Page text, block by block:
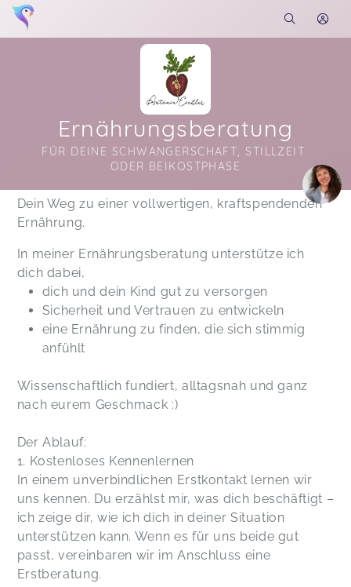
Ernährungsberatung
FÜR DEINE SCHWANGERSCHAFT, STILLZEIT
ODER BEIKOSTPHASE
Soon you will learn more about me here...
Dein Weg zu einer vollwertigen, kraftspendenden
Ernährung.
In meiner Ernährungsberatung unterstütze ich
dich dabei,
dich und dein Kind gut zu versorgen
Sicherheit und Vertrauen zu entwickeln
eine Ernährung zu finden, die sich stimmig
anfühlt
​​​Wissenschaftlich fundiert, alltagsnah und ganz
nach eurem Geschmack :)
Der Ablauf:
1. Kostenloses Kennenlernen
In einem unverbindlichen Erstkontakt lernen wir
uns kennen. Du erzählst mir, was dich beschäftigt –
ich zeige dir, wie ich dich in deiner Situation
unterstützen kann. Wenn es für uns beide gut
passt, vereinbaren wir im Anschluss eine
Erstberatung.